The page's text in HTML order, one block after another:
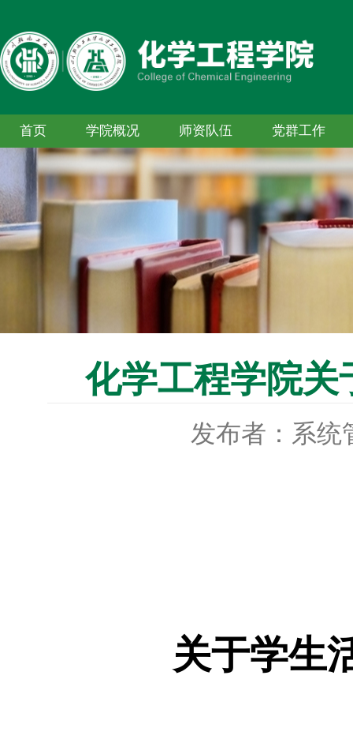
首页 学院概况 师资队伍 党群工作
化学工程学院关
发布者：系统
关于学生